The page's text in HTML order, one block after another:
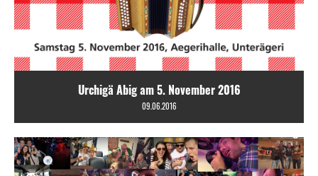
Urchigä Abig am 5. November 2016
09.06.2016